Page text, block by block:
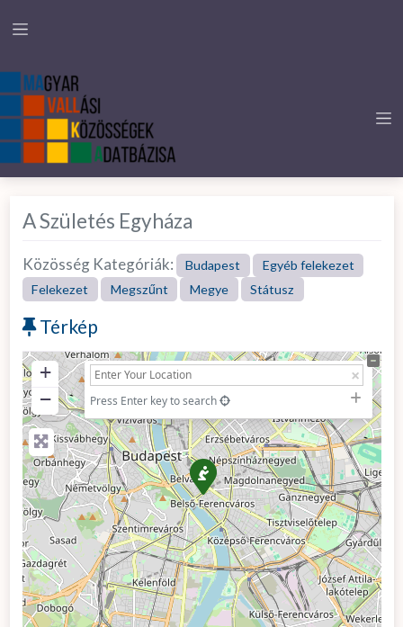
A Születés Egyháza
Közösség Kategóriák: Budapest
Egyéb felekezet
Felekezet
Megszűnt Megye Státusz
Térkép
+
−
Press Enter key to search